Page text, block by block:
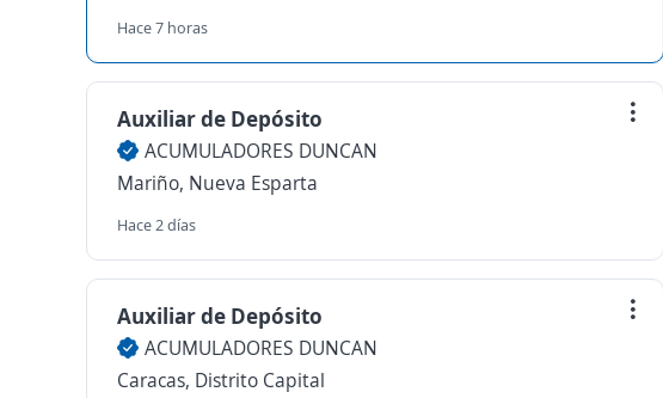
Hace 7 horas
Auxiliar de Depósito
ACUMULADORES DUNCAN
Mariño, Nueva Esparta
Hace 2 días
Auxiliar de Depósito
ACUMULADORES DUNCAN
Caracas, Distrito Capital